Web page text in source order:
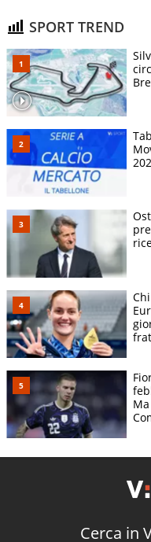
SPORT TREND
Cerca in